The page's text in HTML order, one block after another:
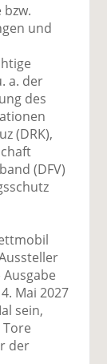
und
a. der
des
(DRK),
(DFV)
Mai 2027
sein,
der